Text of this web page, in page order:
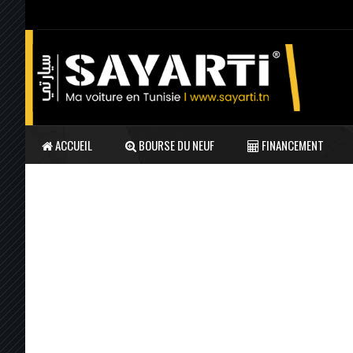
ACCUEIL BOURSE DU NEUF FINANCEMENT